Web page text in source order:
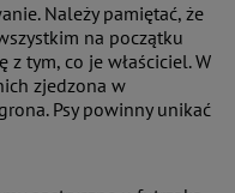
Należy pamiętać, że
na początku
tym, co je właściciel. W
zjedzona w
Psy powinny unikać